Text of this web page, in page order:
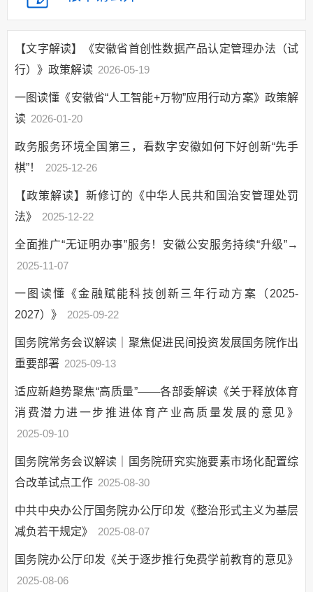
财政资金
网上政务服务
新闻发布
上级政策解读
回应关切
“放管服”改革
【文字解读】《安徽省首创性数据产品认定管理办法（试
行）》政策解读 2026-05-19
一图读懂《安徽省“人工智能+万物”应用行动方案》政策解
读 2026-01-20
政务服务环境全国第三，看数字安徽如何下好创新“先手
棋”！
2025-12-26
【政策解读】新修订的《中华人民共和国治安管理处罚
法》
2025-12-22
全面推广“无证明办事”服务！安徽公安服务持续“升级”→
2025-11-07
一图读懂《金融赋能科技创新三年行动方案（2025-
2027）》
2025-09-22
国务院常务会议解读｜聚焦促进民间投资发展国务院作出
重要部署 2025-09-13
适应新趋势聚焦“高质量”——各部委解读《关于释放体育
消费潜力进一步推进体育产业高质量发展的意见》
2025-09-10
国务院常务会议解读｜国务院研究实施要素市场化配置综
合改革试点工作 2025-08-30
中共中央办公厅国务院办公厅印发《整治形式主义为基层
减负若干规定》
2025-08-07
国务院办公厅印发《关于逐步推行免费学前教育的意见》
2025-08-06